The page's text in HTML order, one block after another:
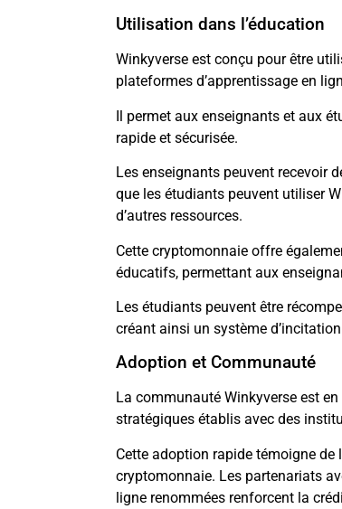
Utilisation dans l’éducation
Winkyverse est conçu pour être
plateformes d’apprentissage en
Il permet aux enseignants et aux
rapide et sécurisée.
Les enseignants peuvent recevoir
que les étudiants peuvent utiliser
d’autres ressources.
Cette cryptomonnaie offre
éducatifs, permettant aux
Les étudiants peuvent être
créant ainsi un système
Adoption et Communauté
La communauté Winkyverse est
stratégiques établis avec des
Cette adoption rapide témoigne de
cryptomonnaie. Les partenariats
ligne renommées renforcent la